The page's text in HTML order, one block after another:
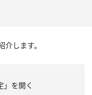
します。
」を開く